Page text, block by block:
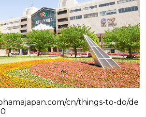
cn/things-to-do/de